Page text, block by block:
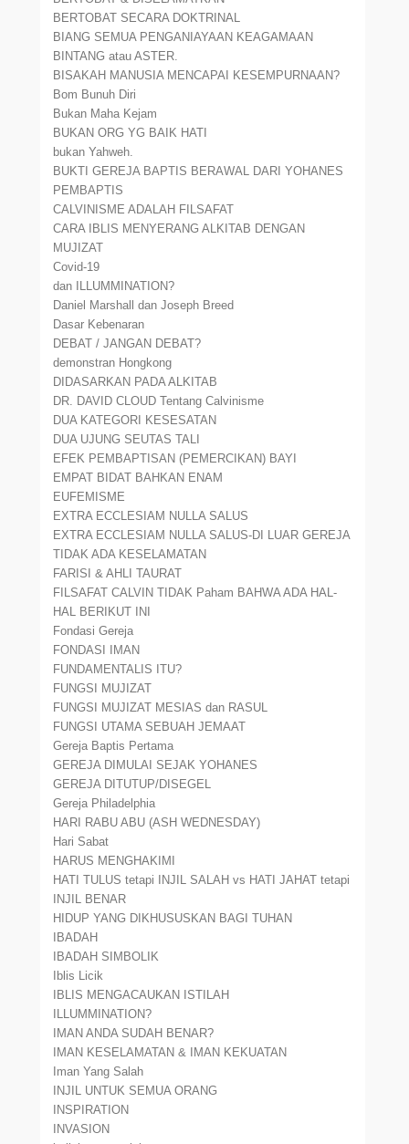
BERTOBAT SECARA DOKTRINAL
BIANG SEMUA PENGANIAYAAN KEAGAMAAN
BINTANG atau ASTER.
BISAKAH MANUSIA MENCAPAI KESEMPURNAAN?
Bom Bunuh Diri
Bukan Maha Kejam
BUKAN ORG YG BAIK HATI
bukan Yahweh.
BUKTI GEREJA BAPTIS BERAWAL DARI YOHANES
PEMBAPTIS
CALVINISME ADALAH FILSAFAT
CARA IBLIS MENYERANG ALKITAB DENGAN
MUJIZAT
Covid-19
dan ILLUMMINATION?
Daniel Marshall dan Joseph Breed
Dasar Kebenaran
DEBAT / JANGAN DEBAT?
demonstran Hongkong
DIDASARKAN PADA ALKITAB
DR. DAVID CLOUD Tentang Calvinisme
DUA KATEGORI KESESATAN
DUA UJUNG SEUTAS TALI
EFEK PEMBAPTISAN (PEMERCIKAN) BAYI
EMPAT BIDAT BAHKAN ENAM
EUFEMISME
EXTRA ECCLESIAM NULLA SALUS
EXTRA ECCLESIAM NULLA SALUS-DI LUAR GEREJA
TIDAK ADA KESELAMATAN
FARISI & AHLI TAURAT
FILSAFAT CALVIN TIDAK Paham BAHWA ADA HAL-
HAL BERIKUT INI
Fondasi Gereja
FONDASI IMAN
FUNDAMENTALIS ITU?
FUNGSI MUJIZAT
FUNGSI MUJIZAT MESIAS dan RASUL
FUNGSI UTAMA SEBUAH JEMAAT
Gereja Baptis Pertama
GEREJA DIMULAI SEJAK YOHANES
GEREJA DITUTUP/DISEGEL
Gereja Philadelphia
HARI RABU ABU (ASH WEDNESDAY)
Hari Sabat
HARUS MENGHAKIMI
HATI TULUS tetapi INJIL SALAH vs HATI JAHAT tetapi
INJIL BENAR
HIDUP YANG DIKHUSUSKAN BAGI TUHAN
IBADAH
IBADAH SIMBOLIK
Iblis Licik
IBLIS MENGACAUKAN ISTILAH
ILLUMMINATION?
IMAN ANDA SUDAH BENAR?
IMAN KESELAMATAN & IMAN KEKUATAN
Iman Yang Salah
INJIL UNTUK SEMUA ORANG
INSPIRATION
INVASION